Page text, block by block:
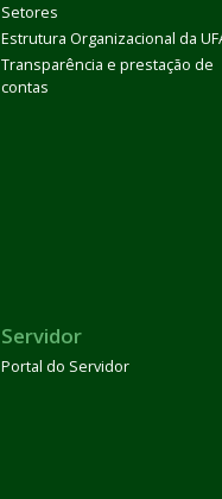
Setores
Estrutura Organizacional da
Transparência e prestação de
contas
Servidor
Portal do Servidor